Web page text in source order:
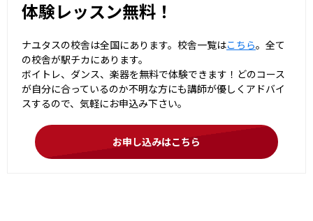
体験レッスン無料！
ナユタスの校舎は全国にあります。校舎一覧はこちら。全て
の校舎が駅チカにあります。
ボイトレ、ダンス、楽器を無料で体験できます！どのコース
が自分に合っているのか不明な方にも講師が優しくアドバイ
スするので、気軽にお申込み下さい。
お申し込みはこちら